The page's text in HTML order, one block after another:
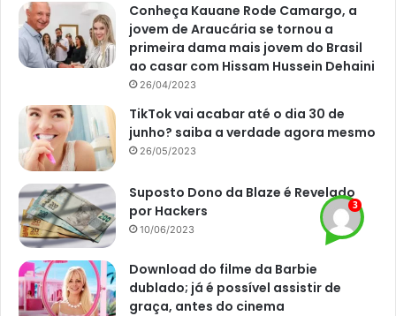
elas contribuem para uma melhor absorção de ferro, o que
é muito positivo para a saúde, já que previne a anemia.
Conheça Kauane Rode Camargo, a
jovem de Araucária se tornou a
primeira dama mais jovem do Brasil
ao casar com Hissam Hussein Dehaini
26/04/2023
TikTok vai acabar até o dia 30 de
junho? saiba a verdade agora mesmo
26/05/2023
Suposto Dono da Blaze é Revelado
por Hackers
10/06/2023
Download do filme da Barbie
dublado; já é possível assistir de
graça, antes do cinema